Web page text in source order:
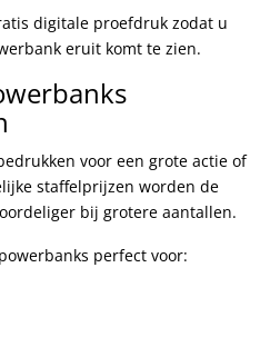
digitale proefdruk zodat u
eruit komt te zien.
voor een grote actie of
staffelprijzen worden de
bij grotere aantallen.
perfect voor: